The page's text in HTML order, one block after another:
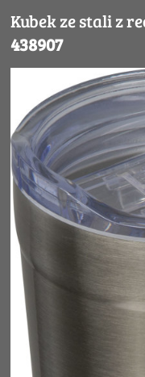
Kubek ze stali z
438907